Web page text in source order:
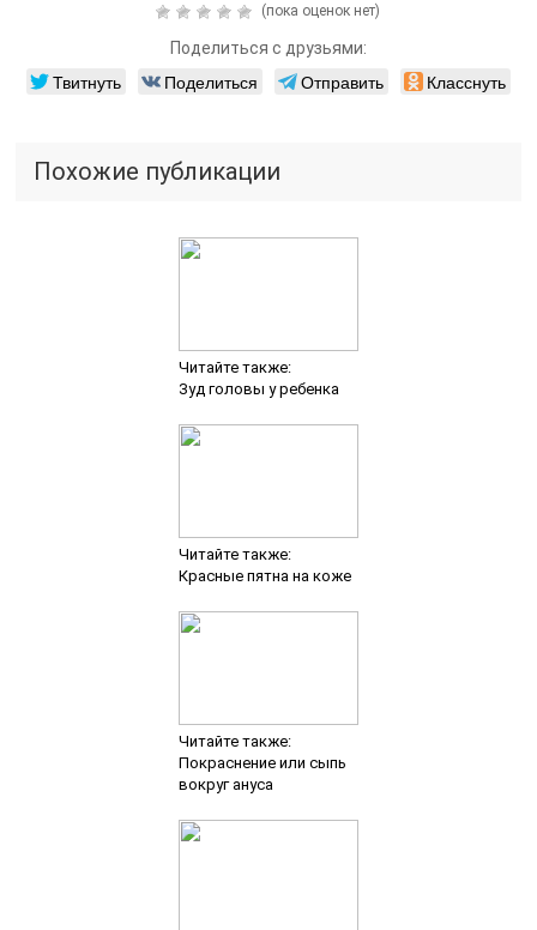
(пока оценок нет)
Поделиться с друзьями:
Твитнуть Поделиться Отправить Класснуть
Похожие публикации
Читайте также:
Зуд головы у ребенка
Читайте также:
Красные пятна на коже
Читайте также:
Покраснение или сыпь
вокруг ануса